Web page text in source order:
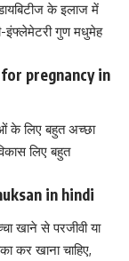
के इलाज में
इंफ्लेमेटरी गुणमधुमेह
pregnancy in
के लिएबहुत अच्छा
लिए बहुत
in hindi
खाने से परजीवी या
खाना चाहिए,